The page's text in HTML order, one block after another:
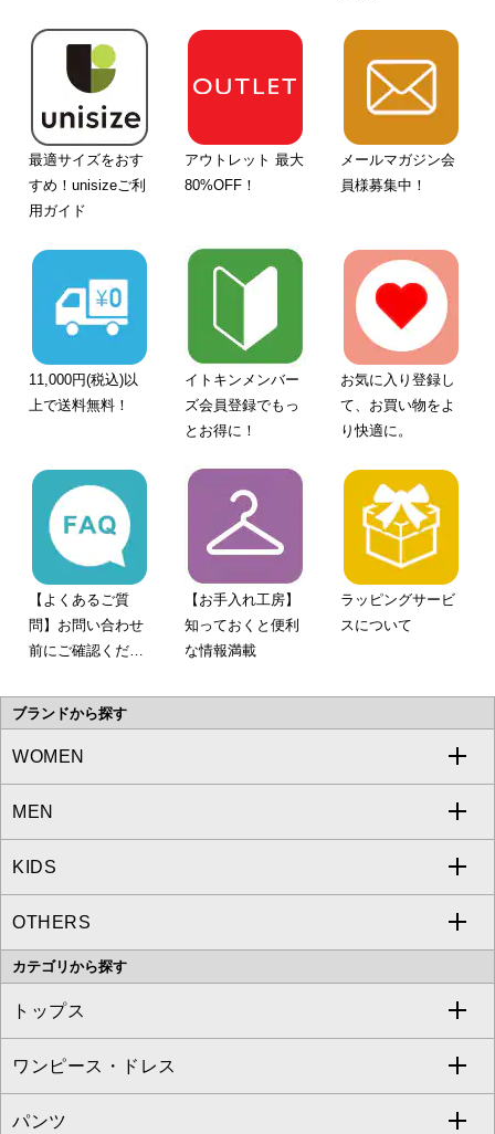
最適サイズをおす
すめ！unisizeご利
用ガイド
アウトレット 最大
80%OFF！
メールマガジン会
員様募集中！
11,000円(税込)以
上で送料無料！
イトキンメンバー
ズ会員登録でもっ
とお得に！
お気に入り登録し
て、お買い物をよ
り快適に。
【よくあるご質
問】お問い合わせ
前にご確認くださ
【お手入れ工房】
知っておくと便利
な情報満載
ラッピングサービ
スについて
ブランドから探す
WOMEN
a.v.v
MICHEL KLEIN
MK MICHEL KLEIN
OFUON le MK
MEN
a.v.v
MICHEL KLEIN HOMME
MK MICHEL KLEIN HOMME
KIDS
a.v.v
OTHERS
MK MICHEL KLEIN BAG
カテゴリから探す
トップス
すべてのトップス
カットソー・Tシャツ
ワンピース・ドレス
すべてのワンピース・ドレス
パンツ